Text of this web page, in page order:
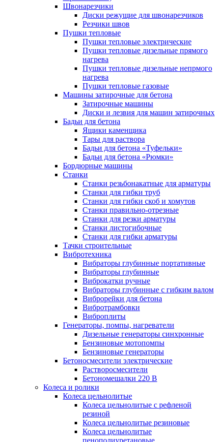
Швонарезчики
Диски режущие для швонарезчиков
Резчики швов
Пушки тепловые
Пушки тепловые электрические
Пушки тепловые дизельные прямого
нагрева
Пушки тепловые дизельные непрмого
нагрева
Пушки тепловые газовые
Машины затирочные для бетона
Затирочные машины
Диски и лезвия для машин затирочных
Бадьи для бетона
Ящики каменщика
Тары для раствора
Бадьи для бетона «Туфельки»
Бадьи для бетона «Рюмки»
Бордюрные машины
Станки
Станки резьбонакатные для арматуры
Станки для гибки труб
Станки для гибки скоб и хомутов
Станки правильно-отрезные
Станки для резки арматуры
Станки листогибочные
Станки для гибки арматуры
Тачки строительные
Вибротехника
Вибраторы глубинные портативные
Вибраторы глубинные
Виброкатки ручные
Вибраторы глубинные с гибким валом
Виброрейки для бетона
Вибротрамбовки
Виброплиты
Генераторы, помпы, нагреватели
Дизельные генераторы синхронные
Бензиновые мотопомпы
Бензиновые генераторы
Бетоносмесители электрические
Растворосмесители
Бетономешалки 220 В
Колеса и ролики
Колеса цельнолитые
Колеса цельнолитые с рефленой
резиной
Колеса цельнолитые резиновые
Колеса цельнолитые
пенополиуретановые